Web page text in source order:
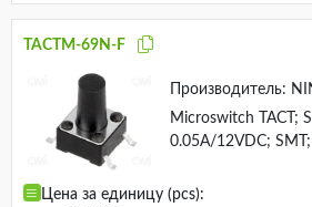
TACTM-69N-F
Производитель:
Microswitch TACT;
0.05A/12VDC;
Цена за единицу (pcs):